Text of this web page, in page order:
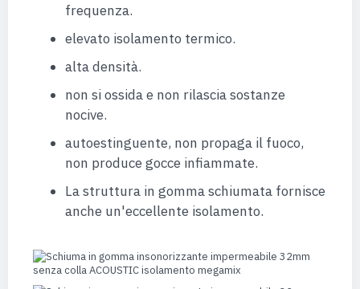
frequenza.
elevato isolamento termico.
alta densità.
non si ossida e non rilascia sostanze
nocive.
autoestinguente, non propaga il fuoco,
non produce gocce infiammate.
La struttura in gomma schiumata fornisce
anche un'eccellente isolamento.